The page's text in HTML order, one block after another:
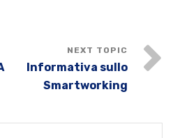
Informativa sullo
Smartworking